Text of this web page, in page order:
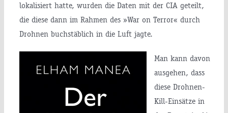
lokalisiert hatte, wurden die Daten mit der CIA geteilt,
die diese dann im Rahmen des »War on Terror« durch
Drohnen buchstäblich in die Luft jagte.
Man kann davon
ausgehen, dass
diese Drohnen-
Kill-Einsätze in